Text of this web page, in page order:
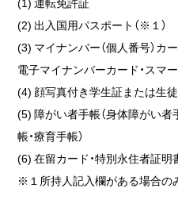
(2) 出入国用パスポート（※１）
(3) マイナンバー（個人番号）カ
電子マイナンバーカード・スマ
(4) 顔写真付き学生証または生
(5) 障がい者手帳（身体障がい
帳・療育手帳）
(6) 在留カード・特別永住者証明
※１所持人記入欄がある場合の